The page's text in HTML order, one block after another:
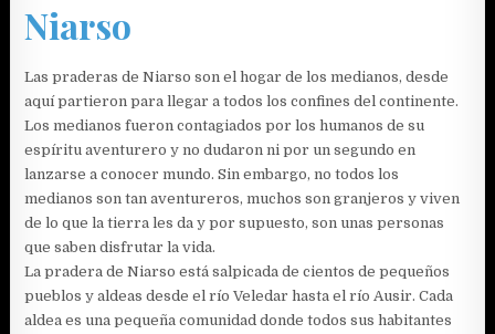
Niarso
Las praderas de Niarso son el hogar de los medianos, desde
aquí partieron para llegar a todos los confines del continente.
Los medianos fueron contagiados por los humanos de su
espíritu aventurero y no dudaron ni por un segundo en
lanzarse a conocer mundo. Sin embargo, no todos los
medianos son tan aventureros, muchos son granjeros y viven
de lo que la tierra les da y por supuesto, son unas personas
que saben disfrutar la vida.
La pradera de Niarso está salpicada de cientos de pequeños
pueblos y aldeas desde el río Veledar hasta el río Ausir. Cada
aldea es una pequeña comunidad donde todos sus habitantes